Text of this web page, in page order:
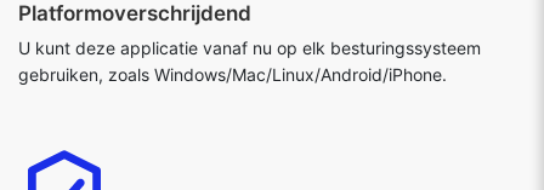
Platformoverschrijdend
U kunt deze applicatie vanaf nu op elk besturingssysteem
gebruiken, zoals Windows/Mac/Linux/Android/iPhone.